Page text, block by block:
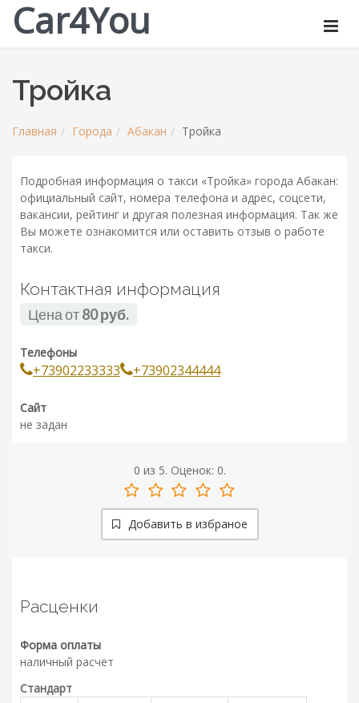
Car4You
Тройка
Главная Города Абакан Тройка
Подробная информация о такси «Тройка» города Абакан:
официальный сайт, номера телефона и адрес, соцсети,
вакансии, рейтинг и другая полезная информация. Так же
Вы можете ознакомится или оставить отзыв о работе
такси.
Контактная информация
Цена от80 руб.
Телефоны
+73902233333 +73902344444
Сайт
не задан
0 из 5. Оценок: 0.
Добавить в избраное
Расценки
Форма оплаты
наличный расчет
Стандарт